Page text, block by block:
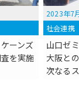
ーンズ
を実施
2023年7
社会連携
山口ゼ
大阪と
次なる